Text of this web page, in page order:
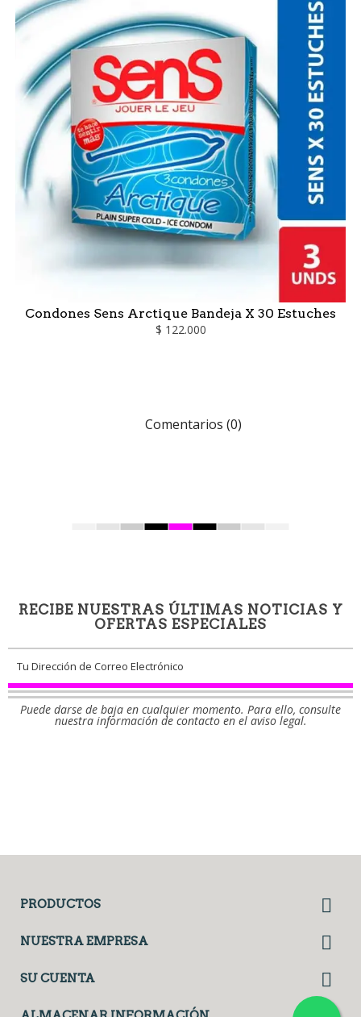
Condones Sens Arctique Bandeja X 30 Estuches
$ 122.000
Comentarios (0)
RECIBE NUESTRAS ÚLTIMAS NOTICIAS Y
OFERTAS ESPECIALES
Puede darse de baja en cualquier momento. Para ello, consulte
nuestra información de contacto en el aviso legal.
PRODUCTOS 
NUESTRA EMPRESA 
SU CUENTA 